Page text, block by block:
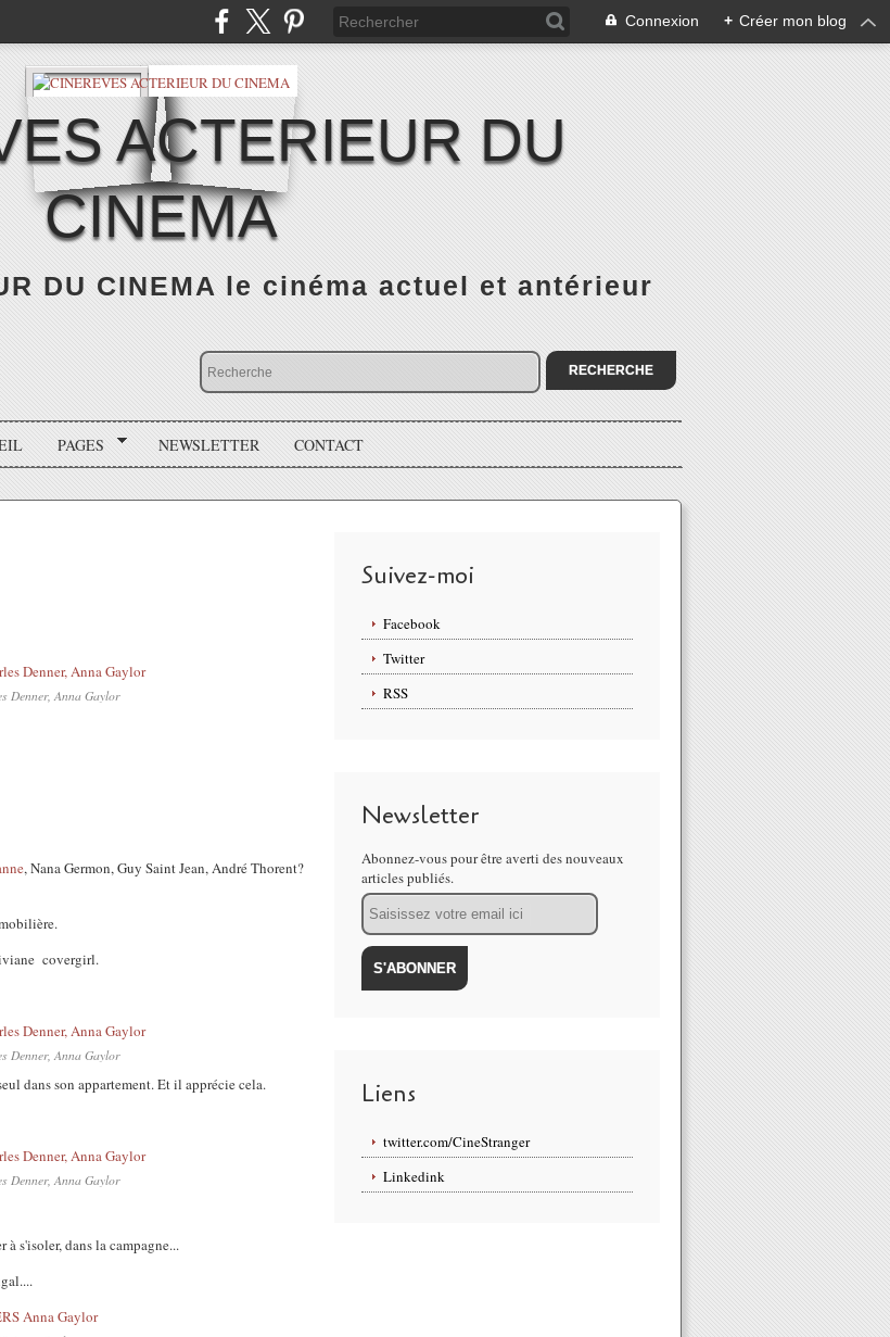
Connexion + Créer mon blog
ACTERIEUR DU
CINEMA
DU CINEMA le cinéma actuel et antérieur
PAGES NEWSLETTER CONTACT
Denner, Anna Gaylor
, Nana Germon, Guy Saint Jean, André Thorent?
covergirl.
Denner, Anna Gaylor
dans son appartement. Et il apprécie cela.
Denner, Anna Gaylor
s'isoler, dans la campagne...
Suivez-moi
Facebook
Twitter
RSS
Newsletter
Abonnez-vous pour être averti des nouveaux
articles publiés.
Email
Liens
twitter.com/CineStranger
Linkedink